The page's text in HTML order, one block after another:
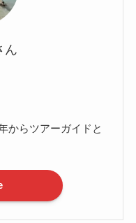
ん
からツアーガイドと